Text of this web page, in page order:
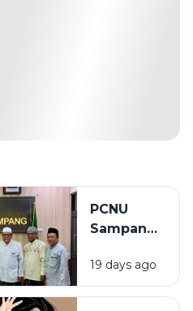
PCNU
Sampang
Kejaksaan
Tak Masuk
19 days ago